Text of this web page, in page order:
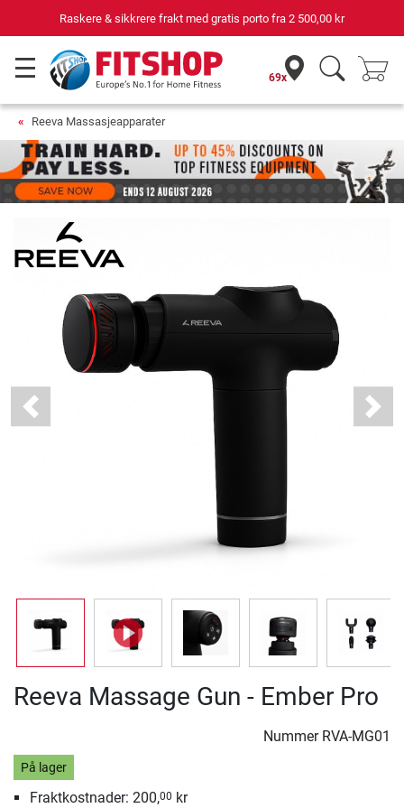
Raskere & sikkrere frakt med gratis porto fra 2 500,00 kr
69x
Reeva Massasjeapparater
Previous Next
Reeva Massage Gun - Ember Pro
Nummer RVA-MG01
På lager
Fraktkostnader: 200,00 kr